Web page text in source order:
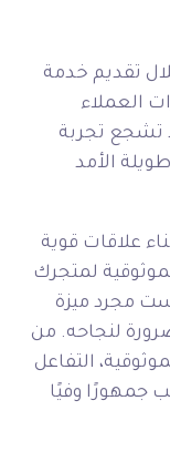
تقديم خدمة
العملاء
تشجع تجربة
الأمد
علاقات قوية
لمتجرك
مجرد ميزة
لنجاحه. من
التفاعل
جمهورًا وفيًا